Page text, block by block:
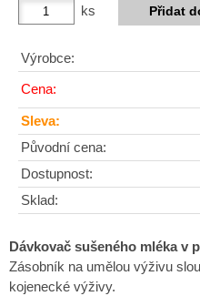
ks
Výrobce:
Cena:
Sleva:
Původní cena:
Dostupnost:
Sklad:
Dávkovač sušeného mléka v
Zásobník na umělou výživu
kojenecké výživy.